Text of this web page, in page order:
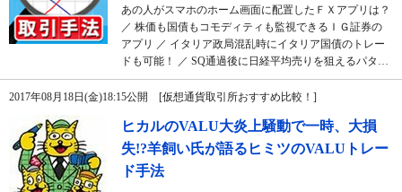
あの人がスマホのホーム画面に配置したＦＸアプリは？
／ 株価も国債もコモディティも監視できるＩＧ証券の
アプリ ／ イタリア政局混乱時にイタリア国債のトレー
ドも可能！ ／ SQ通過後に日経平均売りを狙えるパタ…
2017年08月18日(金)18:15公開 [仮想通貨取引所おすすめ比較！]
ヒカルのVALU大炎上騒動で一時、大損
失!?羊飼い氏が語るヒミツのVALUトレー
ド手法